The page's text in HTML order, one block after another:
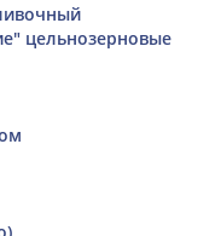
цельнозерновые